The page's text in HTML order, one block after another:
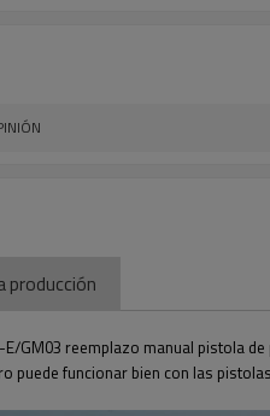
producción
E/GM03 reemplazo manual pistola
puede funcionar bien con las